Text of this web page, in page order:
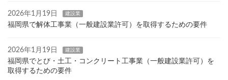
2026年1月19日 建設業
福岡県で解体工事業（一般建設業許可）を取得するための要件
2026年1月19日 建設業
福岡県でとび・土工・コンクリート工事業（一般建設業許可）を
取得するための要件